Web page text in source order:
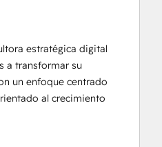
estratégica digital
a transformar su
un enfoque centrado
al crecimiento